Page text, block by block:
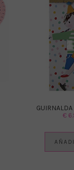
GUIRNALDA
€